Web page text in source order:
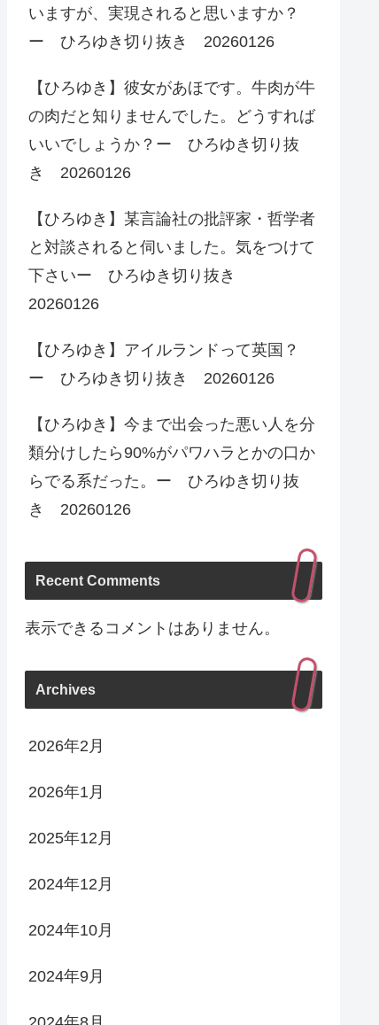
いますが、実現されると思いますか？
ー ひろゆき切り抜き 20260126
【ひろゆき】彼女があほです。牛肉が牛
の肉だと知りませんでした。どうすれば
いいでしょうか？ー ひろゆき切り抜
き 20260126
【ひろゆき】某言論社の批評家・哲学者
と対談されると伺いました。気をつけて
下さいー ひろゆき切り抜き
20260126
【ひろゆき】アイルランドって英国？
ー ひろゆき切り抜き 20260126
【ひろゆき】今まで出会った悪い人を分
類分けしたら90%がパワハラとかの口か
らでる系だった。ー ひろゆき切り抜
き 20260126
Recent Comments
表示できるコメントはありません。
Archives
2026年2月
2026年1月
2025年12月
2024年12月
2024年10月
2024年9月